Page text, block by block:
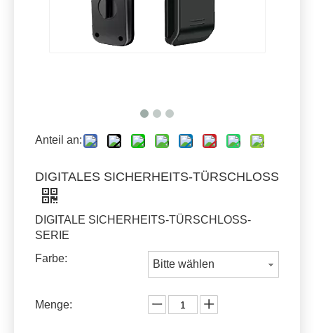
Anteil an:
DIGITALES SICHERHEITS-TÜRSCHLOSS
DIGITALE SICHERHEITS-TÜRSCHLOSS-
SERIE
Farbe:
Bitte wählen
Menge: